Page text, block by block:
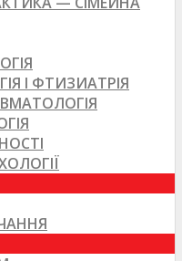
І ФТИЗИАТРІЯ